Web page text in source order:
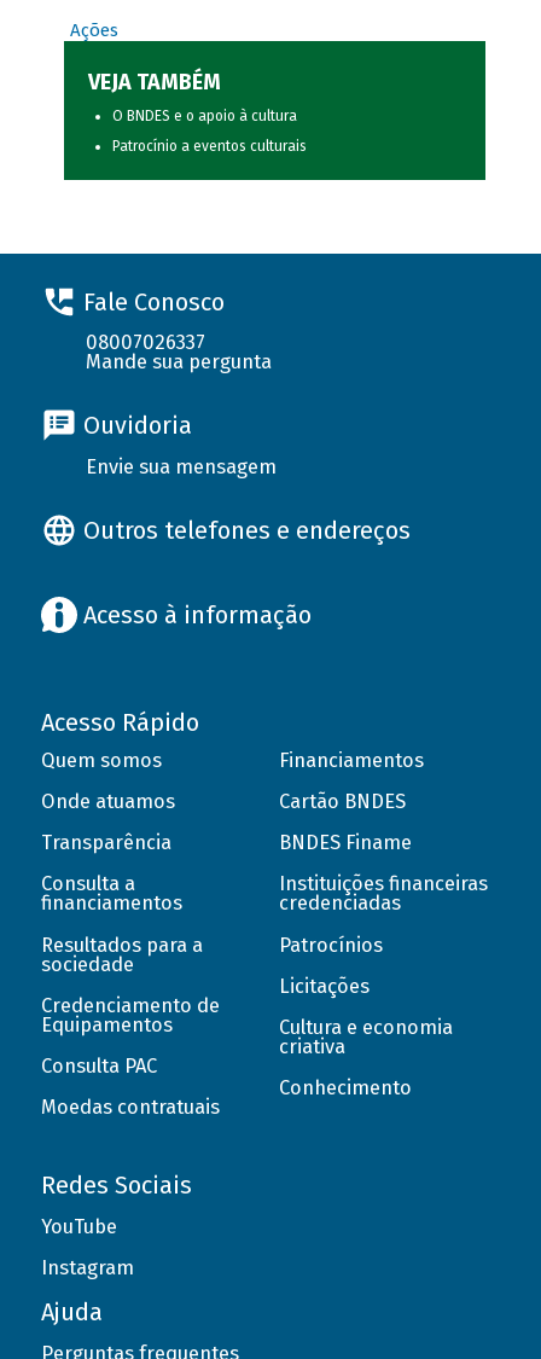
Ações
VEJA TAMBÉM
O BNDES e o apoio à cultura
Patrocínio a eventos culturais
Fale Conosco
08007026337
Mande sua pergunta
Ouvidoria
Envie sua mensagem
Outros telefones e endereços
Acesso à informação
Acesso Rápido
Quem somos
Onde atuamos
Transparência
Consulta a
financiamentos
Resultados para a
sociedade
Credenciamento de
Equipamentos
Consulta PAC
Moedas contratuais
Financiamentos
Cartão BNDES
BNDES Finame
Instituições financeiras
credenciadas
Patrocínios
Licitações
Cultura e economia
criativa
Conhecimento
Redes Sociais
YouTube
Instagram
Ajuda
Perguntas frequentes